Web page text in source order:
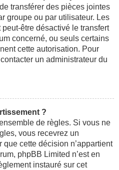
transférer des pièces jointes
groupe ou par utilisateur. Les
être désactivé le transfert
concerné, ou seuls certains
cette autorisation. Pour
un administrateur du
?
de règles. Si vous ne
vous recevrez un
cette décision n’appartient
phpBB Limited n’est en
instauré sur cet